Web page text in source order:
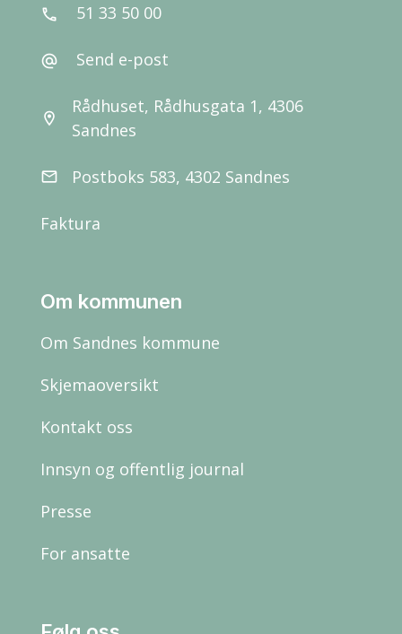
call 51 33 50 00
alternate_email Send e-post
location_on
Rådhuset, Rådhusgata 1, 4306
Sandnes
email Postboks 583, 4302 Sandnes
Faktura
Om kommunen
Om Sandnes kommune
Skjemaoversikt
Kontakt oss
Innsyn og offentlig journal
Presse
For ansatte